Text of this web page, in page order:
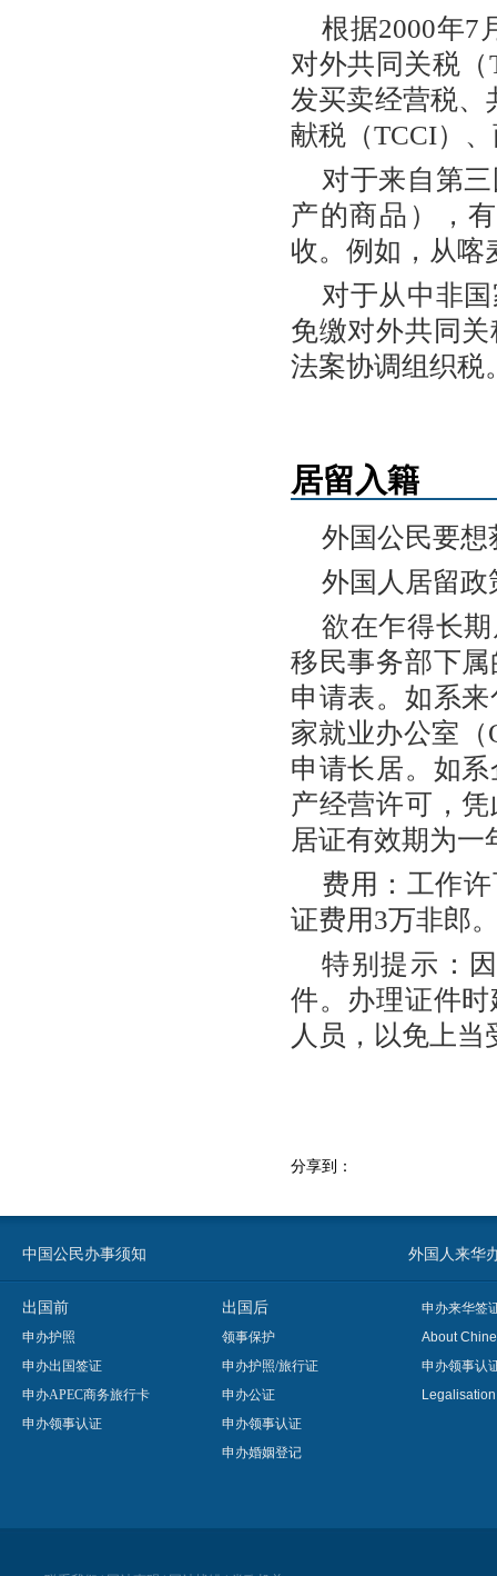
根据2000年7
对外共同关税
发买卖经营税、
献税（TCCI）
对于来自第
产的商品），
收。例如，从喀
对于从中非
免缴对外共同
法案协调组织税
居留入籍
外国公民要想
外国人居留
欲在乍得长
移民事务部下
申请表。如系
家就业办公室
申请长居。如
产经营许可，
居证有效期为一
费用：工作
证费用3万非郎
特别提示：
件。办理证件
人员，以免上当
分享到：
中国公民办事须知 外国人来华
出国前
申办护照
申办出国签证
申办APEC商务旅行卡
申办领事认证
出国后
领事保护
申办护照/旅行证
申办公证
申办领事认证
申办婚姻登记
申办来华签
About
申办领事认